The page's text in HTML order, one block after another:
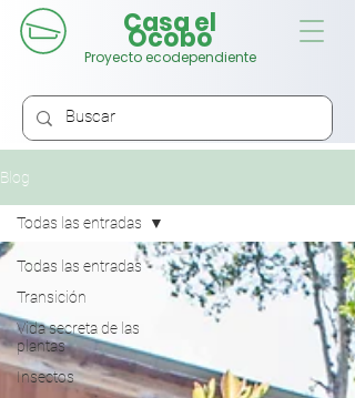
Casa el
Ocobo
Proyecto ecodependiente
Blog
Todas las entradas
Transición
Vida secreta de las
plantas
Insectos
Todas las entradas